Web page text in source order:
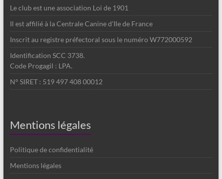
Le club est une association Loi de 1901
Il est affilié à la Centrale Canine d'Ile de France
Inscrit au registre préfectoral sous le numéro W772000592
Identification SCC 3738.
Code Progagil : LPA.
N° SIRET : 519 497 408 00012
Mentions légales
Politique de confidentialité
Mentions légales